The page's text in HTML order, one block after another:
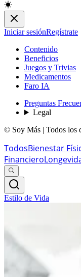
Iniciar sesiónRegístrate
Contenido
Beneficios
Juegos y Trivias
Medicamentos
Faro IA
Preguntas
Legal
© Soy Más | Todos los
TodosBienestar
Financiero
Estilo de Vida